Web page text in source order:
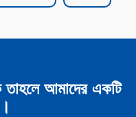
আমাদের একটি